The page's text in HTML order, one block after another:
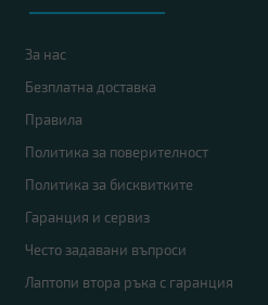
За нас
Безплатна доставка
Правила
Политика за поверителност
Политика за бисквитките
Гаранция и сервиз
Често задавани въпроси
Лаптопи втора ръка с гаранция